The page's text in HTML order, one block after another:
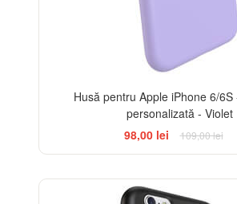
Husă pentru Apple iPhone 6/6S
personalizată - Violet
98,00 lei
109,00 lei